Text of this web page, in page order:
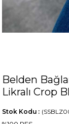
Belden
Likralı Crop
Stok Kodu